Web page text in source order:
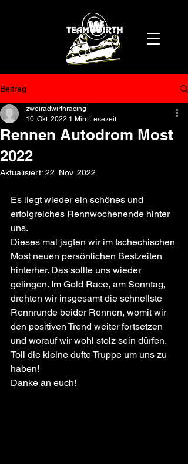
Beitrag
Rennen Autodrom Most
2022
zweiradwirthracing
10. Okt. 2022 1 Min. Lesezeit
Aktualisiert: 22. Nov. 2022
Es liegt wieder ein schönes und
erfolgreiches Rennwochenende hinter
uns.
Dieses mal jagten wir im tschechischen
Most neuen persönlichen Bestzeiten
hinterher. Das sollte uns wieder
gelingen. Im Gold Race, am Sonntag,
drehten wir insgesamt die schnellste
Rennrunde beider Rennen, womit wir
den positiven Trend weiter fortsetzen
und worauf wir wohl stolz sein dürfen.
Toll die kleine dufte Truppe um uns zu
haben!
Danke an euch!